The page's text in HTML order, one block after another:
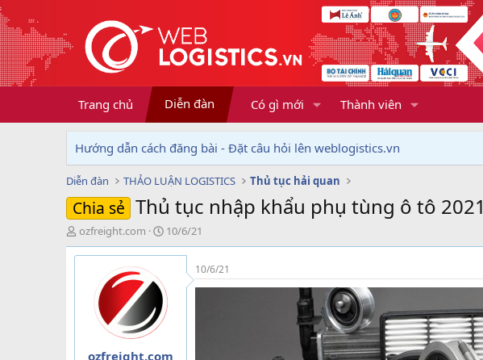
Trang chủ Diễn đàn Có gì mới Thành viên
Hướng dẫn cách đăng bài - Đặt câu hỏi lên weblogistics.vn
Diễn đàn THẢO LUẬN LOGISTICS Thủ tục hải quan
Chia sẻ Thủ tục nhập khẩu phụ tùng ô tô 2021
T
h
r
ozfreight.com
N
g
à
g
ử
i
10/6/21
ozfreight.com
10/6/21